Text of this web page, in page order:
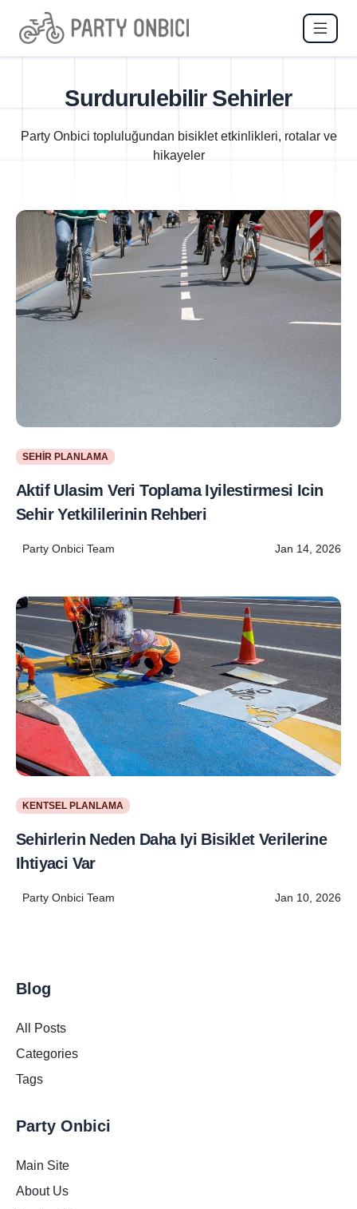
Surdurulebilir Sehirler
Party Onbici topluluğundan bisiklet etkinlikleri, rotalar ve
hikayeler
SEHIR PLANLAMA
Aktif Ulasim Veri Toplama Iyilestirmesi Icin
Sehir Yetkililerinin Rehberi
Party Onbici Team Jan 14, 2026
KENTSEL PLANLAMA
Sehirlerin Neden Daha Iyi Bisiklet Verilerine
Ihtiyaci Var
Party Onbici Team Jan 10, 2026
Blog
All Posts
Categories
Tags
Party Onbici
Main Site
About Us